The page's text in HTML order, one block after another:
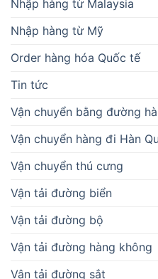
Nhập hàng từ Malaysia
Nhập hàng từ Mỹ
Order hàng hóa Quốc tế
Tin tức
Vận chuyển bằng đường
Vận chuyển hàng đi Hàn
Vận chuyển thú cưng
Vận tải đường biển
Vận tải đường bộ
Vận tải đường hàng không
Vận tải đường sắt